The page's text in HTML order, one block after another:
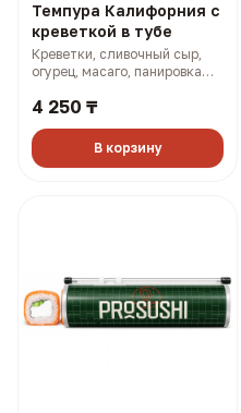
Темпура Калифорния с
креветкой в тубе
Креветки, сливочный сыр,
огурец, масаго, панировка
4 250 ₸
В корзину